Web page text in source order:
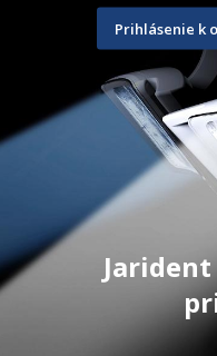
VistaScan fólie č. 2
1 000 ks
PRIDAŤ DO KOŠÍKA
Prihlásenie k